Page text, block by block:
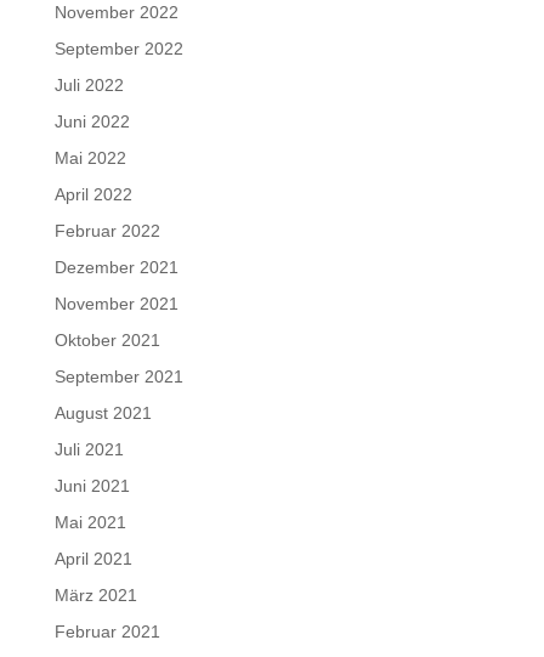
November 2022
September 2022
Juli 2022
Juni 2022
Mai 2022
April 2022
Februar 2022
Dezember 2021
November 2021
Oktober 2021
September 2021
August 2021
Juli 2021
Juni 2021
Mai 2021
April 2021
März 2021
Februar 2021